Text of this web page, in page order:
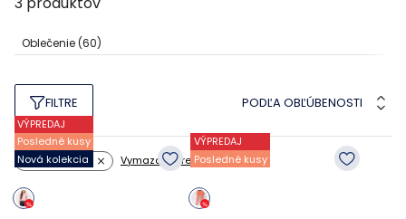
Oblečenie(60)
FILTRE PODĽA OBĽÚBENOSTI
Farba: ružová Vymazať filtre
VÝPREDAJ
Posledné kusy
Nová kolekcia
VÝPREDAJ
Posledné kusy